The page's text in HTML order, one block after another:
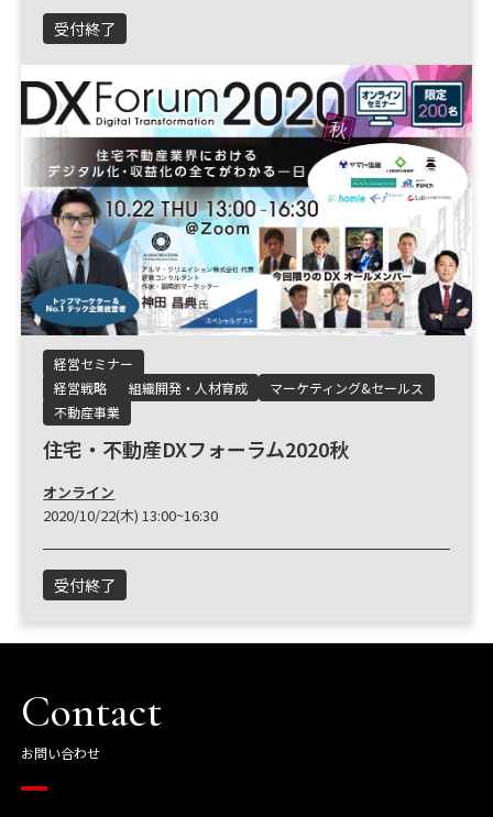
受付終了
経営セミナー
経営戦略
組織開発・人材育成
マーケティング&セールス
不動産事業
住宅・不動産DXフォーラム2020秋
オンライン
2020/10/22(木) 13:00~16:30
受付終了
Contact
お問い合わせ